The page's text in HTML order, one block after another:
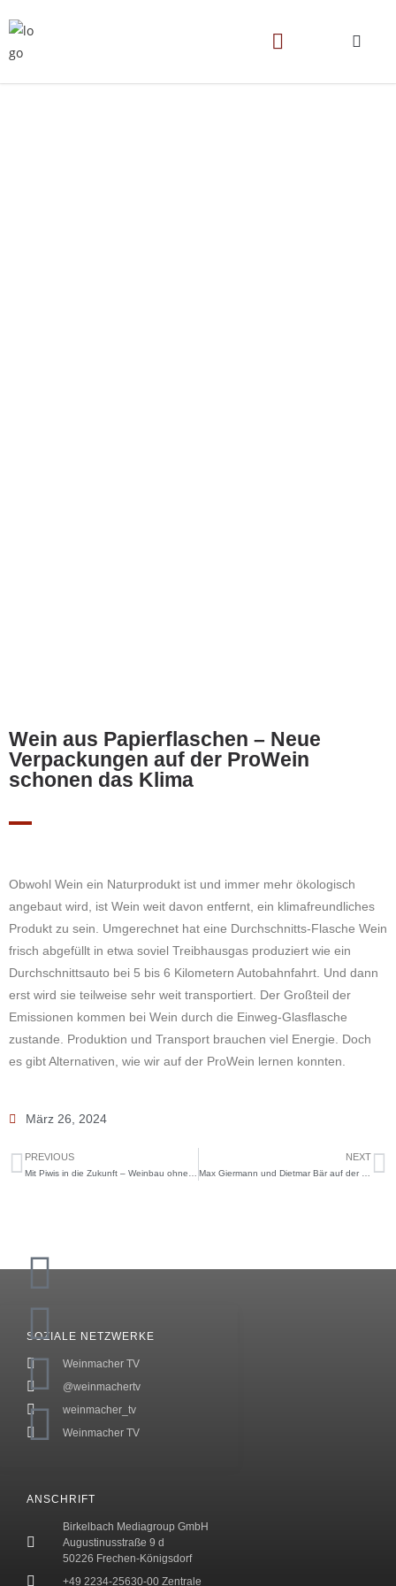
Wein aus Papierflaschen – Neue
Verpackungen auf der ProWein
schonen das Klima
Obwohl Wein ein Naturprodukt ist und immer mehr ökologisch
angebaut wird, ist Wein weit davon entfernt, ein klimafreundliches
Produkt zu sein. Umgerechnet hat eine Durchschnitts-Flasche Wein
frisch abgefüllt in etwa soviel Treibhausgas produziert wie ein
Durchschnittsauto bei 5 bis 6 Kilometern Autobahnfahrt. Und dann
erst wird sie teilweise sehr weit transportiert. Der Großteil der
Emissionen kommen bei Wein durch die Einweg-Glasflasche
zustande. Produktion und Transport brauchen viel Energie. Doch
es gibt Alternativen, wie wir auf der ProWein lernen konnten.
März 26, 2024
PREVIOUS
Mit Piwis in die Zukunft – Weinbau ohne Pflanzenschutzmittel
NEXT
Max Giermann und Dietmar Bär auf der ProWein
ANSCHRIFT
Birkelbach Mediagroup GmbH
Augustinusstraße 9 d
50226 Frechen-Königsdorf
+49 2234-25630-00 Zentrale
SOZIALE NETZWERKE
Weinmacher TV
@weinmachertv
weinmacher_tv
Weinmacher TV